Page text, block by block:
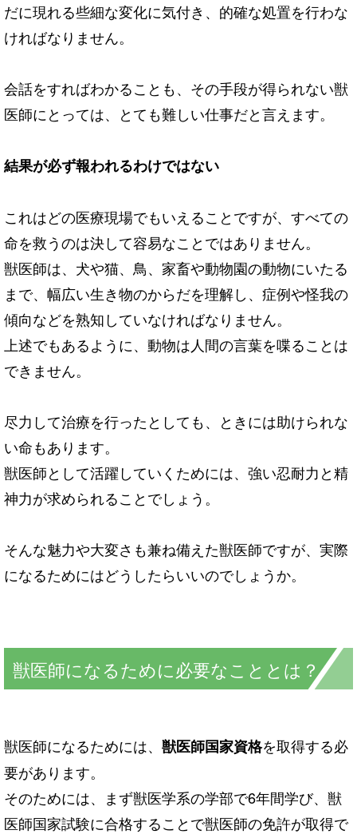
だに現れる些細な変化に気付き、的確な処置を行わな
ければなりません。
会話をすればわかることも、その手段が得られない獣
医師にとっては、とても難しい仕事だと言えます。
結果が必ず報われるわけではない
これはどの医療現場でもいえることですが、すべての
命を救うのは決して容易なことではありません。
獣医師は、犬や猫、鳥、家畜や動物園の動物にいたる
まで、幅広い生き物のからだを理解し、症例や怪我の
傾向などを熟知していなければなりません。
上述でもあるように、動物は人間の言葉を喋ることは
できません。
尽力して治療を行ったとしても、ときには助けられな
い命もあります。
獣医師として活躍していくためには、強い忍耐力と精
神力が求められることでしょう。
そんな魅力や大変さも兼ね備えた獣医師ですが、実際
になるためにはどうしたらいいのでしょうか。
獣医師になるために必要なこととは？
獣医師になるためには、 獣医師国家資格を取得する必
要があります。
そのためには、まず獣医学系の学部で6年間学び、獣
医師国家試験に合格することで獣医師の免許が取得で